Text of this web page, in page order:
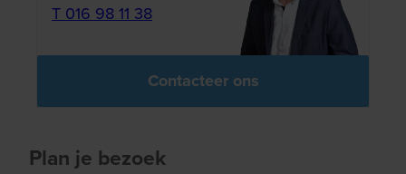
T 016 98 11 38
Contacteer ons
Plan je bezoek